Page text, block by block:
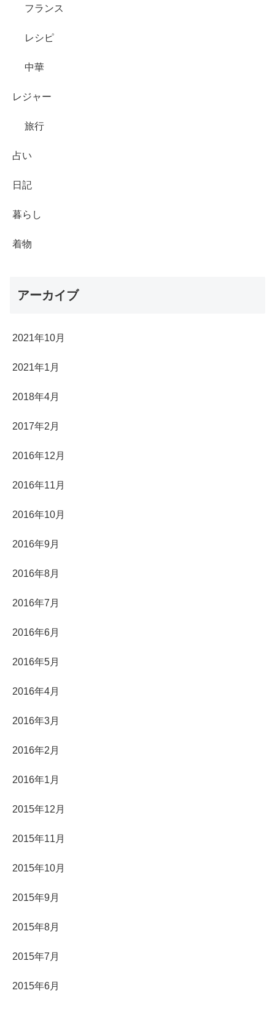
フランス
レシピ
中華
レジャー
旅行
占い
日記
暮らし
着物
アーカイブ
2021年10月
2021年1月
2018年4月
2017年2月
2016年12月
2016年11月
2016年10月
2016年9月
2016年8月
2016年7月
2016年6月
2016年5月
2016年4月
2016年3月
2016年2月
2016年1月
2015年12月
2015年11月
2015年10月
2015年9月
2015年8月
2015年7月
2015年6月